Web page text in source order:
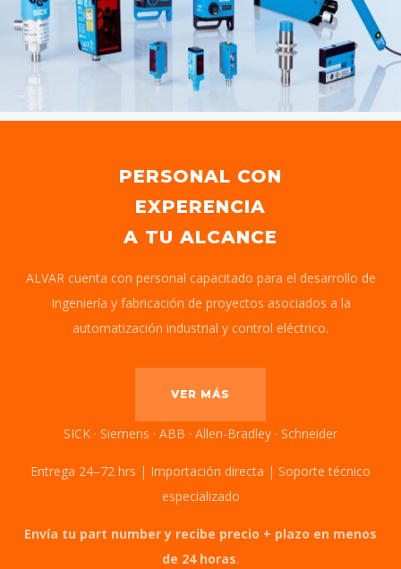
PERSONAL CON
EXPERENCIA
A TU ALCANCE
ALVAR cuenta con personal capacitado para el desarrollo de
Ingeniería y fabricación de proyectos asociados a la
automatización industrial y control eléctrico.
VER MÁS
SICK · Siemens · ABB · Allen-Bradley · Schneider
Entrega 24–72 hrs | Importación directa | Soporte técnico
especializado
Envía tu part number y recibe precio + plazo en menos
de 24 horas.